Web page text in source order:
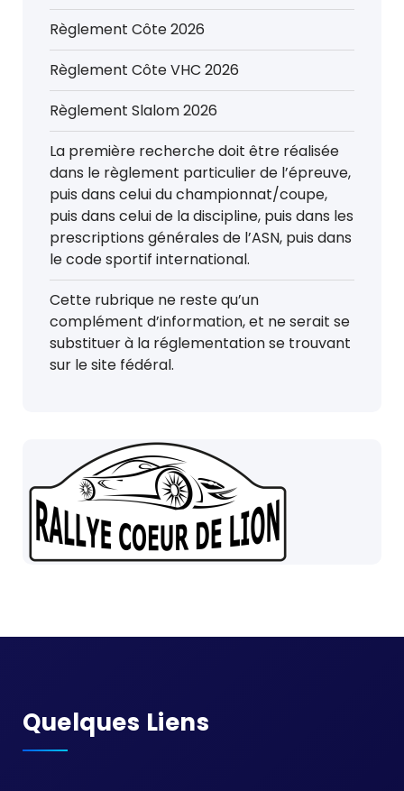
Règlement Côte 2026
Règlement Côte VHC 2026
Règlement Slalom 2026
La première recherche doit être réalisée
dans le règlement particulier de l’épreuve,
puis dans celui du championnat/coupe,
puis dans celui de la discipline, puis dans les
prescriptions générales de l’ASN, puis dans
le code sportif international.
Cette rubrique ne reste qu’un
complément d’information, et ne serait se
substituer à la réglementation se trouvant
sur le site fédéral.
Quelques Liens